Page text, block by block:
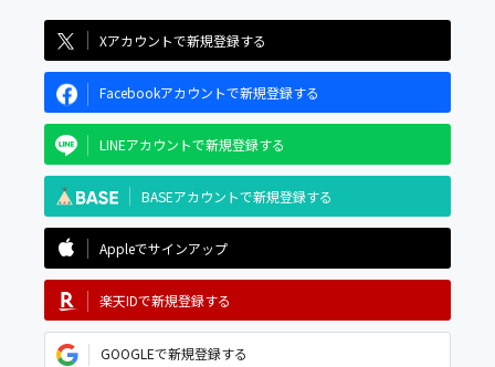
Xアカウントで新規登録する
Facebookアカウントで新規登録する
LINEアカウントで新規登録する
BASEアカウントで新規登録する
Appleでサインアップ
楽天IDで新規登録する
GOOGLEで新規登録する